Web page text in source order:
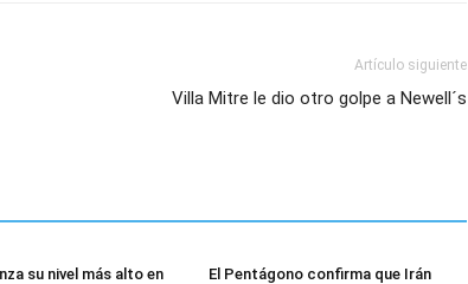
Artículo siguiente
Villa Mitre le dio otro golpe a Newell´s
su nivel más alto en
El Pentágono confirma que Irán